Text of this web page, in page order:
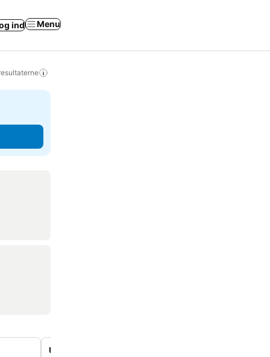
ind Menu
Uovertrufne hav- og havneudsigter